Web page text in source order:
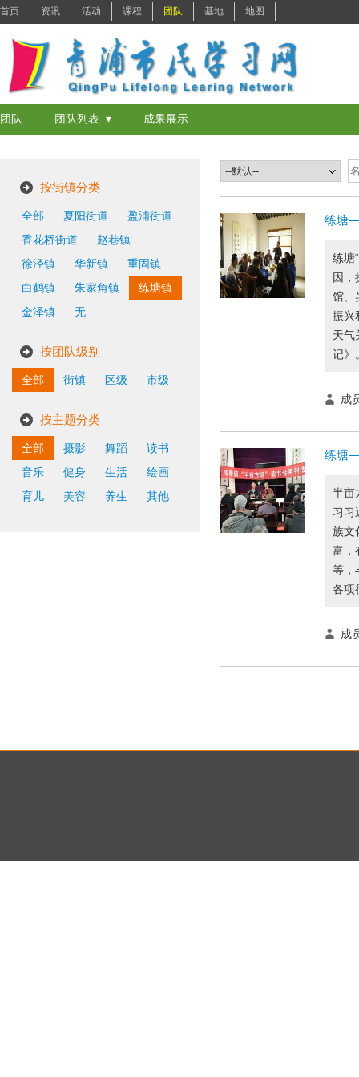
首页 资讯 活动 课程 团队 基地 地图
团队 团队列表 ▾ 成果展示
按街镇分类
全部 夏阳街道
盈浦街道
香花桥街道
赵巷镇
徐泾镇
华新镇
重固镇
白鹤镇
朱家角镇
练塘镇
金泽镇
无
按团队级别
全部 街镇 区级 市级
按主题分类
全部 摄影 舞蹈
读书
音乐
健身 生活
绘画
育儿
美容 养生 其他
练塘
练塘
因，
馆、
振兴
天气
记》
成
练塘
半亩
习习
族文
富，
等，
各项
成